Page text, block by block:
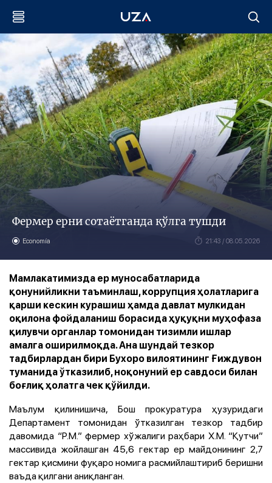
Фермер ерни сотаётганда қўлга тушди
Economía 21:43 / 08.05.2026
Мамлакатимизда ер муносабатларида
қонунийликни таъминлаш, коррупция ҳолатларига
қарши кескин курашиш ҳамда давлат мулкидан
оқилона фойдаланиш борасида ҳуқуқни муҳофаза
қилувчи органлар томонидан тизимли ишлар
амалга оширилмоқда. Ана шундай тезкор
тадбирлардан бири Бухоро вилоятининг Ғиждувон
туманида ўтказилиб, ноқонуний ер савдоси билан
боғлиқ ҳолатга чек қўйилди.
Маълум қилинишича, Бош прокуратура ҳузуридаги
Департамент томонидан ўтказилган тезкор тадбир
давомида “Р.М.” фермер хўжалиги раҳбари Х.М. “Қутчи”
массивида жойлашган 45,6 гектар ер майдонининг 2,7
гектар қисмини фуқаро номига расмийлаштириб беришни
ваъда қилгани аниқланган.